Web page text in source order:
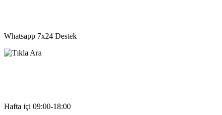
Whatsapp 7x24 Destek
Hafta içi 09:00-18:00